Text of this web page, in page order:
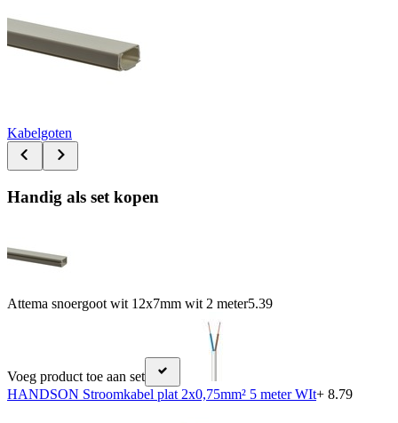
Kabelgoten
Handig als set kopen
Attema snoergoot wit 12x7mm wit 2 meter5.39
Voeg product toe aan set
HANDSON Stroomkabel plat 2x0,75mm² 5 meter WIt+ 8.79